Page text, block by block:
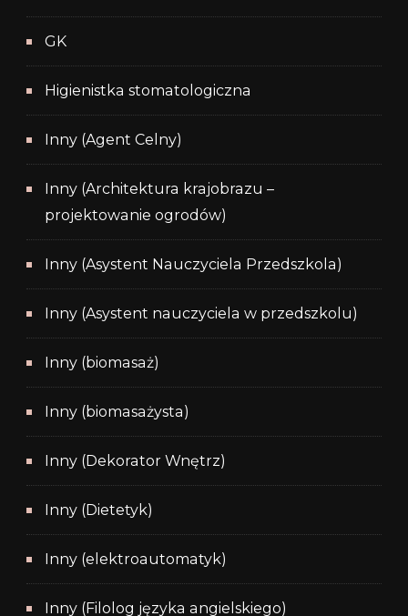
GK
Higienistka stomatologiczna
Inny (Agent Celny)
Inny (Architektura krajobrazu –
projektowanie ogrodów)
Inny (Asystent Nauczyciela Przedszkola)
Inny (Asystent nauczyciela w przedszkolu)
Inny (biomasaż)
Inny (biomasażysta)
Inny (Dekorator Wnętrz)
Inny (Dietetyk)
Inny (elektroautomatyk)
Inny (Filolog języka angielskiego)